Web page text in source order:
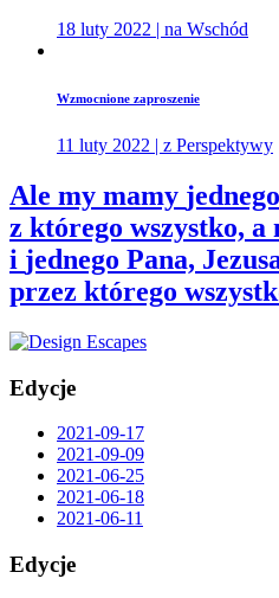
18 luty 2022 | na Wschód
Wzmocnione zaproszenie
11 luty 2022 | z Perspektywy
Ale my mamy
z którego wszystko, a
i jednego Pana,
przez którego
Edycje
2021-09-17
2021-09-09
2021-06-25
2021-06-18
2021-06-11
Edycje